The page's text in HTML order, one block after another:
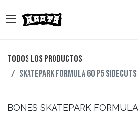
Todos los productos
SKATEPARK FORMULA 60 P5
BONES SKATEPARK